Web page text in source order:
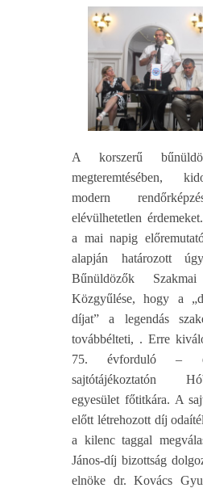
A korszerű
megteremtésében,
modern
elévülhetetlen
a mai napig
alapján határozott
Bűnüldözők Szakmai
Közgyűlése, hogy a „
díjat” a legendás
továbbélteti, . Erre
75. évforduló –
sajtótájékoztatón
egyesület főtitkára. A
előtt létrehozott díj
a kilenc taggal
János-díj bizottság
elnöke dr. Kovács